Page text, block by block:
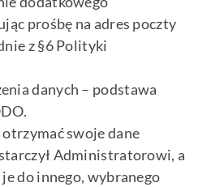
prośbę na adres poczty
z §6 Polityki
danych – podstawa
swoje dane
Administratorowi, a
do innego, wybranego